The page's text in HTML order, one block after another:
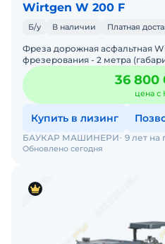
Wirtgen W 200 F
Б/у В наличии Платная
Фреза дорожная асфальтная
фрезерования - 2 метра
Наработка - 4035 м/ч
36 800
цена
Купить в лизинг
Обновлено сегодня
БАУКАР МАШИНЕРИ 9 лет на